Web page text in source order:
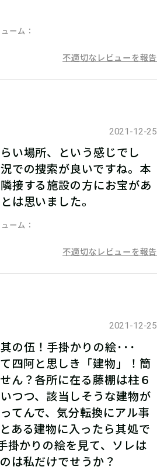
ーム
不適切なレビューを報告
2021-12-25
い場所、という感じでし
での捜索が良いですね。本
接する施設の方にお宝があ
は思いました。
ーム
不適切なレビューを報告
2021-12-25
の伍！手掛かりの絵･･･
四阿と思しき「建物」！簡
ん？各所に在る藤棚は柱６
つつ、該当しそうな建物が
てんで、気分転換にアル事
ある建物に入ったら其処で
掛かりの絵を見て、ソレは
は私だけでせうか？